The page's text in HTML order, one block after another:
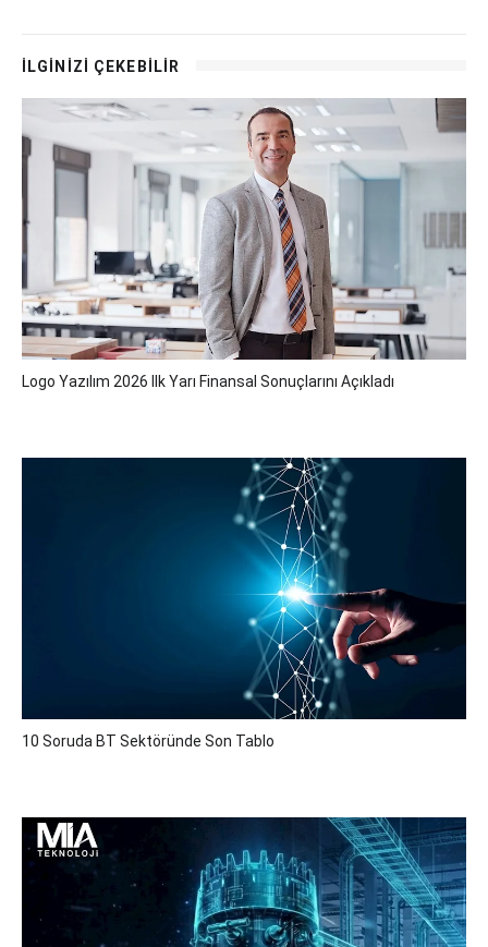
İLGİNİZİ ÇEKEBİLİR
Logo Yazılım 2026 Ilk Yarı Finansal Sonuçlarını Açıkladı
10 Soruda BT Sektöründe Son Tablo